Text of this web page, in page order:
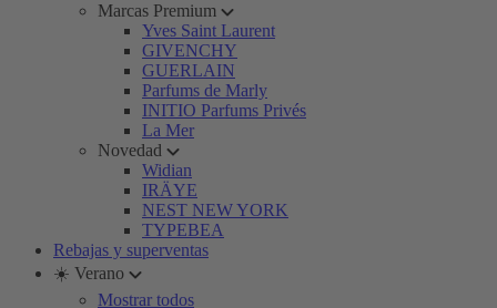
Marcas Premium
Yves Saint Laurent
GIVENCHY
GUERLAIN
Parfums de Marly
INITIO Parfums Privés
La Mer
Novedad
Widian
IRÄYE
NEST NEW YORK
TYPEBEA
Rebajas y superventas
☀️ Verano
Mostrar todos